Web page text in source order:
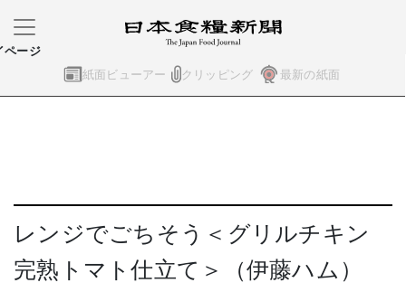
紙面ビューアー クリッピング 最新の紙面
ページ
レンジでごちそう＜グリルチキン
完熟トマト仕立て＞（伊藤ハム）